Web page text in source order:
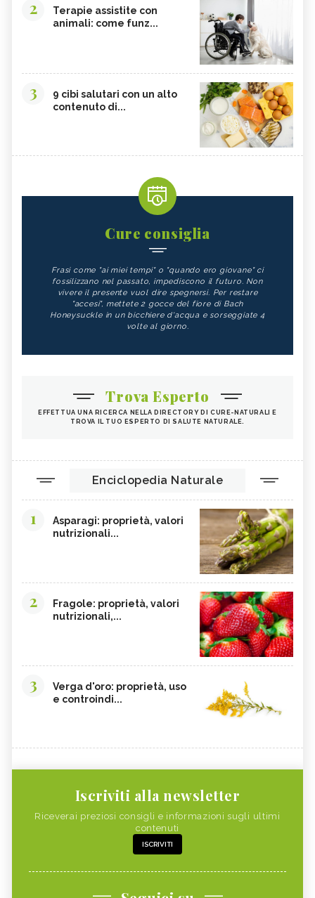
2
Terapie assistite con
animali: come funz...
3
9 cibi salutari con un alto
contenuto di...
Cure consiglia
Frasi come "ai miei tempi" o "quando ero giovane" ci
fossilizzano nel passato, impediscono il futuro. Non
vivere il presente vuol dire spegnersi. Per restare
"accesi", mettete 2 gocce del fiore di Bach
Honeysuckle in un bicchiere d'acqua e sorseggiate 4
volte al giorno.
Trova Esperto
EFFETTUA UNA RICERCA NELLA DIRECTORY DI CURE-NATURALI E
TROVA IL TUO ESPERTO DI SALUTE NATURALE.
Enciclopedia Naturale
1
Asparagi: proprietà, valori
nutrizionali...
2
Fragole: proprietà, valori
nutrizionali,...
3
Verga d'oro: proprietà, uso
e controindi...
Iscriviti alla newsletter
Riceverai preziosi consigli e informazioni sugli ultimi
contenuti
ISCRIVITI